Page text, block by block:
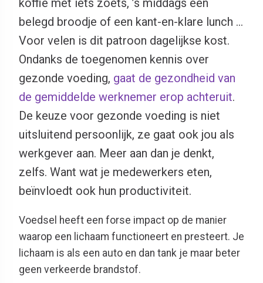
koffie met iets zoets, ’s middags een
belegd broodje of een kant-en-klare lunch …
Voor velen is dit patroon dagelijkse kost.
Ondanks de toegenomen kennis over
gezonde voeding, gaat de gezondheid van
de gemiddelde werknemer erop achteruit.
De keuze voor gezonde voeding is niet
uitsluitend persoonlijk, ze gaat ook jou als
werkgever aan. Meer aan dan je denkt,
zelfs. Want wat je medewerkers eten,
beïnvloedt ook hun productiviteit.
Voedsel heeft een forse impact op de manier
waarop een lichaam functioneert en presteert. Je
lichaam is als een auto en dan tank je maar beter
geen verkeerde brandstof.